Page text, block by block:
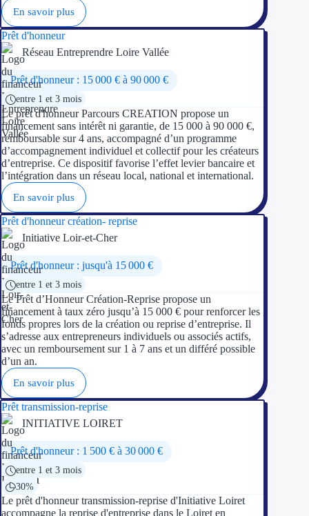
Aides Région
Aides Région
Aides Région
Outre-mer
Aides Région
Aides Région
Aides Nationales
Accompagnement
En savoir plus
Prêt d'honneur
Réseau Entreprendre Loire Vallée
Prêt d'honneur : 15 000 € à 90 000 €
entre 1 et 3 mois
Le prêt d'honneur Parcours CREATION propose un
financement sans intérêt ni garantie, de 15 000 à 90 000 €,
remboursable sur 4 ans, accompagné d’un programme
d’accompagnement individuel et collectif pour les créateurs
d’entreprise. Ce dispositif favorise l’effet levier bancaire et
l’intégration dans un réseau local, national et international.
En savoir plus
Prêt d'honneur création- reprise
Initiative Loir-et-Cher
Prêt d'honneur : jusqu'à 15 000 €
entre 1 et 3 mois
Le Prêt d’Honneur Création-Reprise propose un
financement à taux zéro jusqu’à 15 000 € pour renforcer les
fonds propres lors de la création ou reprise d’entreprise. Il
s’adresse aux entrepreneurs individuels ou associés actifs,
avec un remboursement sur 1 à 7 ans et un différé possible
d’un an.
En savoir plus
Prêt transmission-reprise
INITIATIVE LOIRET
Prêt d'honneur : 1 500 € à 30 000 €
entre 1 et 3 mois
30%
Le prêt d'honneur transmission-reprise d'Initiative Loiret
accompagne la reprise d'entreprise dans le Loiret en